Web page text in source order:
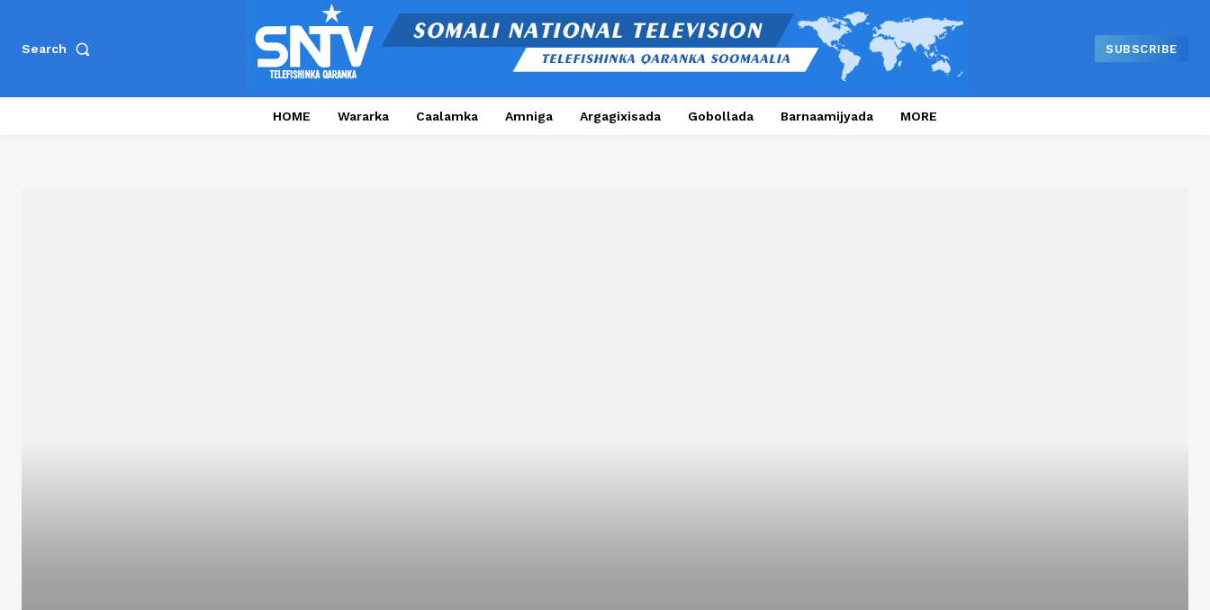
Search SUBSCRIBE
HOME Wararka Caalamka Amniga Argagixisada Gobollada Barnaamijyada MORE